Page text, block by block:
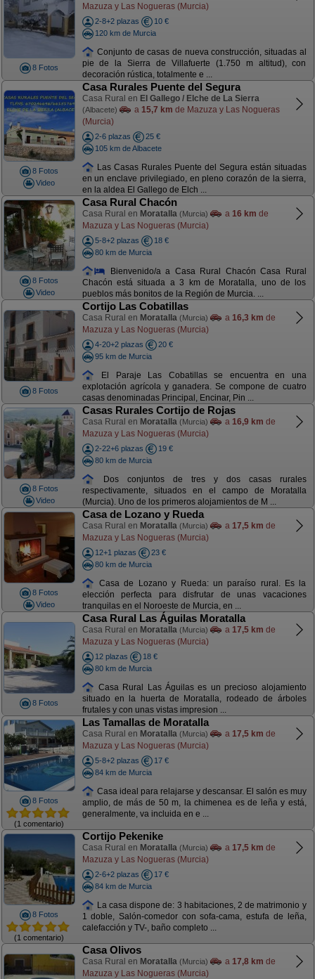
8 Fotos
Mazuza y Las Nogueras (Murcia)
2-8+2 plazas
10 €
120 km de Murcia
Conjunto de casas de nueva construcción, situadas al
pie de la Sierra de Villafuerte (1.750 m altitud), con
decoración rústica, totalmente e ...
8 Fotos
Video
Casa Rurales Puente del Segura
Casa Rural en El Gallego / Elche de La Sierra
(Albacete) a 15,7 km de Mazuza y Las Nogueras
(Murcia)
2-6 plazas
25 €
105 km de Albacete
Las Casas Rurales Puente del Segura están situadas
en un enclave privilegiado, en pleno corazón de la sierra,
en la aldea El Gallego de Elch ...
8 Fotos
Video
Casa Rural Chacón
Casa Rural en Moratalla (Murcia) a 16 km de
Mazuza y Las Nogueras (Murcia)
5-8+2 plazas
18 €
80 km de Murcia
Bienvenido/a a Casa Rural Chacón Casa Rural
Chacón está situada a 3 km de Moratalla, uno de los
pueblos más bonitos de la Región de Murcia. ...
8 Fotos
Cortijo Las Cobatillas
Casa Rural en Moratalla (Murcia) a 16,3 km de
Mazuza y Las Nogueras (Murcia)
4-20+2 plazas
20 €
95 km de Murcia
El Paraje Las Cobatillas se encuentra en una
explotación agrícola y ganadera. Se compone de cuatro
casas denominadas Principal, Encinar, Pin ...
8 Fotos
Video
Casas Rurales Cortijo de Rojas
Casa Rural en Moratalla (Murcia) a 16,9 km de
Mazuza y Las Nogueras (Murcia)
2-22+6 plazas
19 €
80 km de Murcia
Dos conjuntos de tres y dos casas rurales
respectivamente, situados en el campo de Moratalla
(Murcia). Uno de los primeros alojamientos de M ...
8 Fotos
Video
Casa de Lozano y Rueda
Casa Rural en Moratalla (Murcia) a 17,5 km de
Mazuza y Las Nogueras (Murcia)
12+1 plazas
23 €
80 km de Murcia
Casa de Lozano y Rueda: un paraíso rural. Es la
elección perfecta para disfrutar de unas vacaciones
tranquilas en el Noroeste de Murcia, en ...
8 Fotos
Casa Rural Las Águilas Moratalla
Casa Rural en Moratalla (Murcia) a 17,5 km de
Mazuza y Las Nogueras (Murcia)
12 plazas
18 €
80 km de Murcia
Casa Rural Las Águilas es un precioso alojamiento
situado en la huerta de Moratalla, rodeado de árboles
frutales y con unas vistas impresion ...
8 Fotos
(1 comentario)
Las Tamallas de Moratalla
Casa Rural en Moratalla (Murcia) a 17,5 km de
Mazuza y Las Nogueras (Murcia)
5-8+2 plazas
17 €
84 km de Murcia
Casa ideal para relajarse y descansar. El salón es muy
amplio, de más de 50 m, la chimenea es de leña y está,
generalmente, va incluida en e ...
8 Fotos
(1 comentario)
Cortijo Pekenike
Casa Rural en Moratalla (Murcia) a 17,5 km de
Mazuza y Las Nogueras (Murcia)
2-6+2 plazas
17 €
84 km de Murcia
La casa dispone de: 3 habitaciones, 2 de matrimonio y
1 doble, Salón-comedor con sofa-cama, estufa de leña,
calefacción y TV-, baño completo ...
Casa Olivos
Casa Rural en Moratalla (Murcia) a 17,8 km de
Mazuza y Las Nogueras (Murcia)